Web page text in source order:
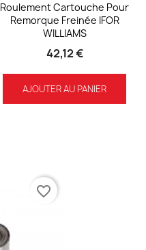
Roulement Cartouche Pour
Remorque Freinée IFOR
WILLIAMS
42,12 €
AJOUTER AU PANIER
favorite_border